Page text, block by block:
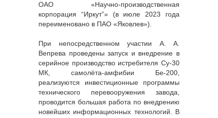
ОАО «Научно-производственная
корпорация “Иркут”» (в июле 2023 года
переименовано в ПАО «Яковлев»).
При непосредственном участии А. А.
Вепрева проведены запуск и внедрение в
серийное производство истребителя Су-30
МК, самолёта-амфибии Бе-200,
реализуются инвестиционные программы
технического перевооружения завода,
проводится большая работа по внедрению
новейших информационных технологий. В